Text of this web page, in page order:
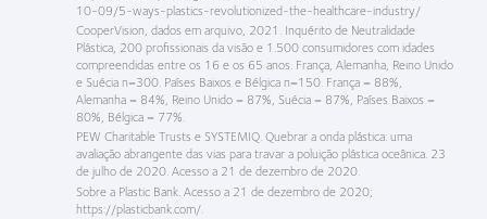
10-09/5-ways-plastics-revolutionized-the-healthcare-industry/
CooperVision, dados em arquivo, 2021. Inquérito de Neutralidade
Plástica, 200 profissionais da visão e 1.500 consumidores com idades
compreendidas entre os 16 e os 65 anos. França, Alemanha, Reino Unido
e Suécia n=300. Países Baixos e Bélgica n=150. França = 88%,
Alemanha = 84%, Reino Unido = 87%, Suécia = 87%, Países Baixos =
80%, Bélgica = 77%.
PEW Charitable Trusts e SYSTEMIQ. Quebrar a onda plástica: uma
avaliação abrangente das vias para travar a poluição plástica oceânica. 23
de julho de 2020. Acesso a 21 de dezembro de 2020.
Sobre a Plastic Bank. Acesso a 21 de dezembro de 2020;
https://plasticbank.com/.